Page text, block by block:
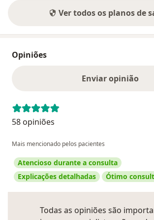
Ver todos os planos de
Opiniões
Enviar opinião
58 opiniões
Mais mencionado pelos pacientes
Atencioso durante a consulta
Explicações detalhadas
Ótimo
Todas as opiniões são